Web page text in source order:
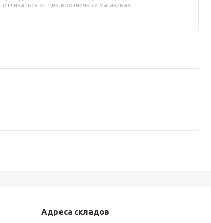
отличаться от цен в розничных магазинах
Адреса складов